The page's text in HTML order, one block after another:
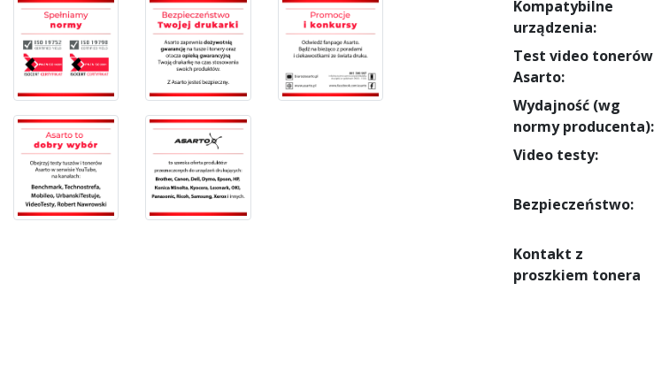
Kompatybilne
urządzenia:
Test video tonerów
Asarto:
Wydajność (wg
normy producenta):
Video testy:
Bezpieczeństwo:
Kontakt z
proszkiem tonera